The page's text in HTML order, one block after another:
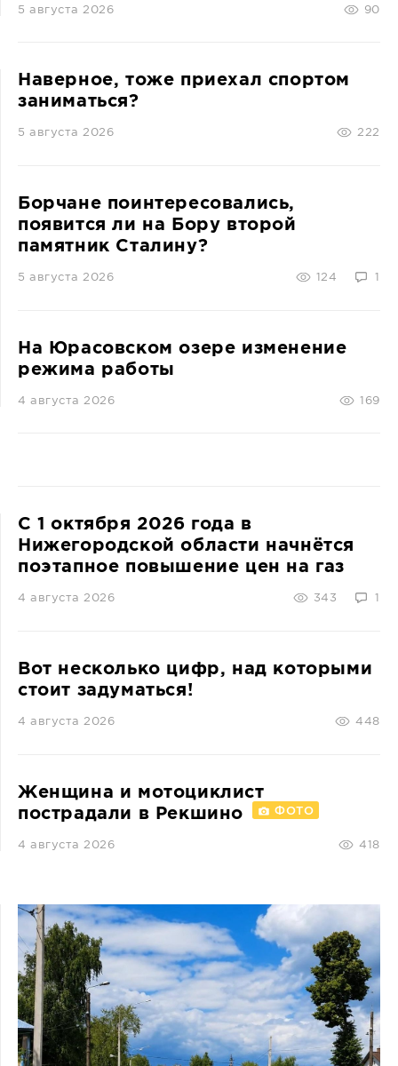
5 августа 2026 90
Наверное, тоже приехал спортом
заниматься?
5 августа 2026 222
Борчане поинтересовались,
появится ли на Бору второй
памятник Сталину?
5 августа 2026 124 1
На Юрасовском озере изменение
режима работы
4 августа 2026 169
С 1 октября 2026 года в
Нижегородской области начнётся
поэтапное повышение цен на газ
4 августа 2026 343 1
Вот несколько цифр, над которыми
стоит задуматься!
4 августа 2026 448
Женщина и мотоциклист
пострадали в Рекшино
ФОТО
4 августа 2026 418